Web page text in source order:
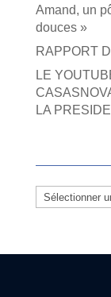
Amand, un
douces »
RAPPORT
LE
LA
Archives